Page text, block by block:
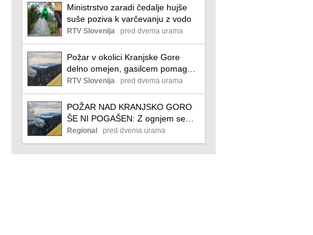
Ministrstvo zaradi čedalje hujše
suše poziva k varčevanju z vodo
RTV Slovenija pred dvema urama
Požar v okolici Kranjske Gore
delno omejen, gasilcem pomagajo
tudi letala in helikopter
RTV Slovenija pred dvema urama
POŽAR NAD KRANJSKO GORO
ŠE NI POGAŠEN: Z ognjem se
borijo air tractorji in vojaški
helikopter (FOTO, VIDEO)
Regional pred dvema urama